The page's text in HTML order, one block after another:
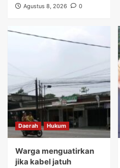
Agustus 8, 2026
0
Daerah Hukum
Warga menguatirkan
jika kabel jatuh